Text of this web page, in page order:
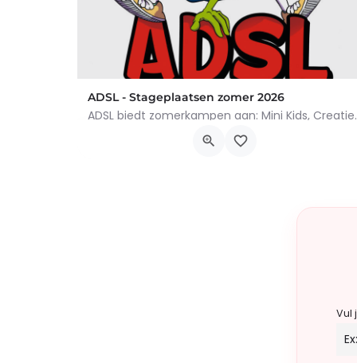
ADSL - Stageplaatsen zomer 2026
ADSL biedt
Rue de la Gare 7700, Mouscron
Vul